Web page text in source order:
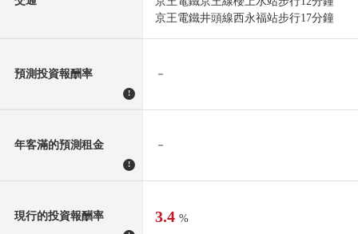
京王電鐵井頭線西永福站步行17分鐘
預測投資報酬率
!
－
年客滿的預測租金
!
－
現行的投資報酬率 3.4 %